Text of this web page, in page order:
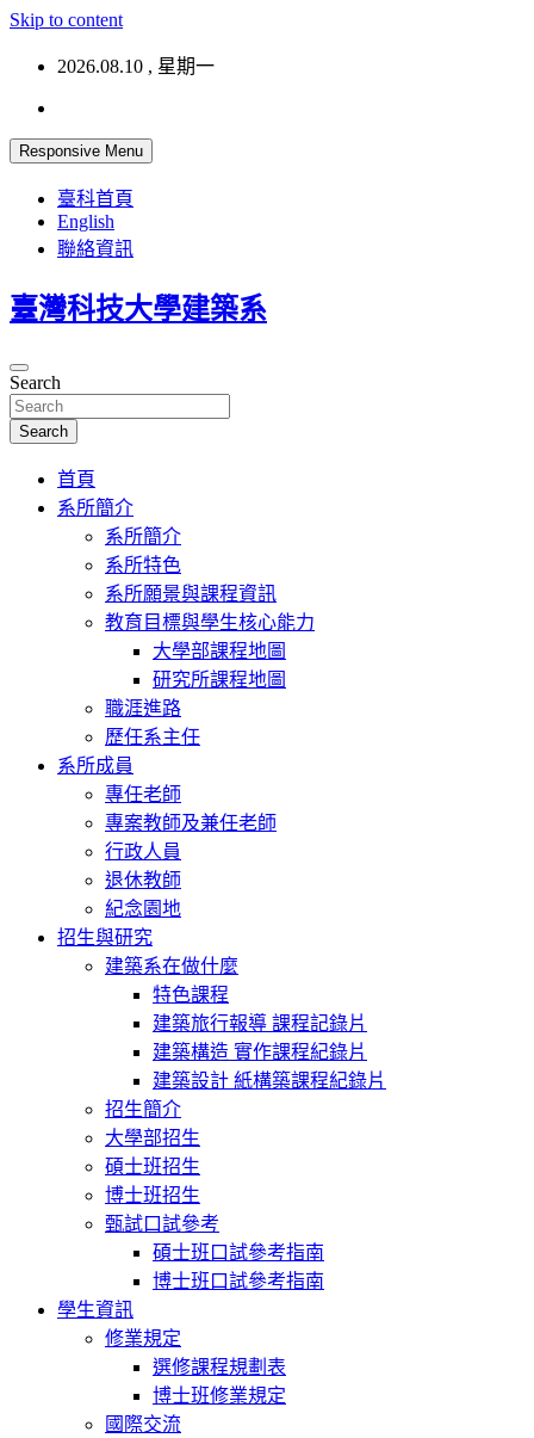
Skip to content
2026.08.10 , 星期一
Responsive Menu
臺科首頁
English
聯絡資訊
臺灣科技大學建築系
Search
Search
首頁
系所簡介
系所簡介
系所特色
系所願景與課程資訊
教育目標與學生核心能力
大學部課程地圖
研究所課程地圖
職涯進路
歷任系主任
系所成員
專任老師
專案教師及兼任老師
行政人員
退休教師
紀念園地
招生與研究
建築系在做什麼
特色課程
建築旅行報導 課程記錄片
建築構造 實作課程紀錄片
建築設計 紙構築課程紀錄片
招生簡介
大學部招生
碩士班招生
博士班招生
甄試口試參考
碩士班口試參考指南
博士班口試參考指南
學生資訊
修業規定
選修課程規劃表
博士班修業規定
國際交流